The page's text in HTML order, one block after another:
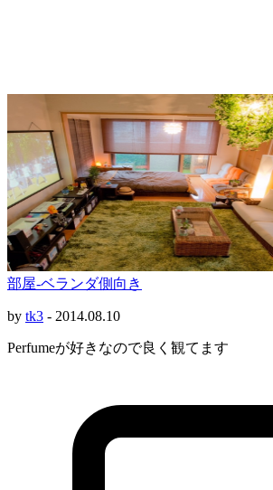
部屋-ベランダ側向き
by tk3 - 2014.08.10
Perfumeが好きなので良く観てます